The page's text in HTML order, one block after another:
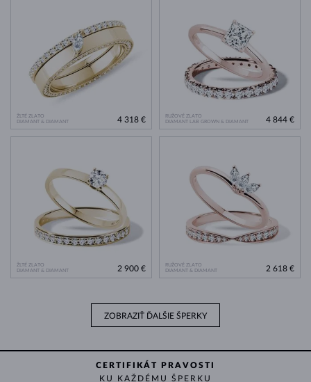
ŽLTÉ ZLATO
DIAMANT & DIAMANT
4 318 €
RUŽOVÉ ZLATO
DIAMANT LAB GROWN & DIAMANT
4 844 €
ŽLTÉ ZLATO
DIAMANT & DIAMANT
2 900 €
RUŽOVÉ ZLATO
DIAMANT & DIAMANT
2 618 €
ZOBRAZIŤ ĎALŠIE ŠPERKY
CERTIFIKÁT PRAVOSTI
KU KAŽDÉMU ŠPERKU